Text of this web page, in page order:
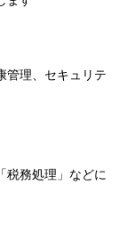
理、セキュリテ
務処理」などに